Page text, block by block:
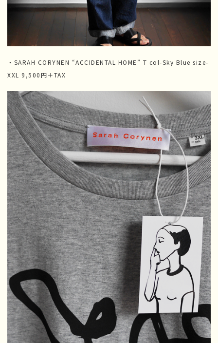
・SARAH CORYNEN “ACCIDENTAL HOME” T col-Sky Blue size-
XXL 9,500円＋TAX